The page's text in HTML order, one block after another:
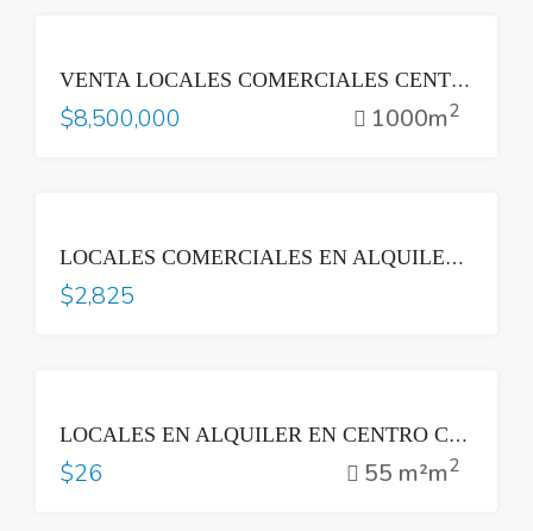
VENTA LOCALES COMERCIALES CENTRO HISTÓRICO ZONA BINAES SAN SALVADOR
$8,500,000 1000m2
LOCALES COMERCIALES EN ALQUILER CERCA DEL HOSPITAL BLOOM – COL. MÈDICA
$2,825
LOCALES EN ALQUILER EN CENTRO COMERCIAL A UNA CUADRA DE P.ª GRAL. ESCALÓN
$26 55 m²m2